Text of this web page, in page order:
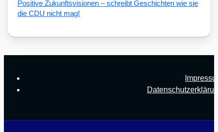
Posi­ti­ve Zukunfts­vi­sio­nen – schreibt Geschich­ten wie sie
die CDU nicht mag!